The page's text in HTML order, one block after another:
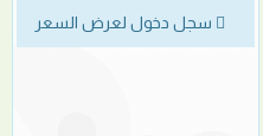
سجل دخول لعرض السعر